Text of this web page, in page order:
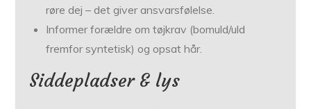
røre dej – det giver ansvarsfølelse.
Informer forældre om tøjkrav (bomuld/uld
fremfor syntetisk) og opsat hår.
Siddepladser & lys